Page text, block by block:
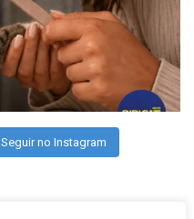
Seguir no Instagram